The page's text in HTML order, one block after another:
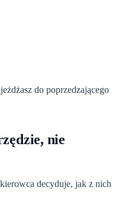
do poprzedzającego
nie
decyduje, jak z nich